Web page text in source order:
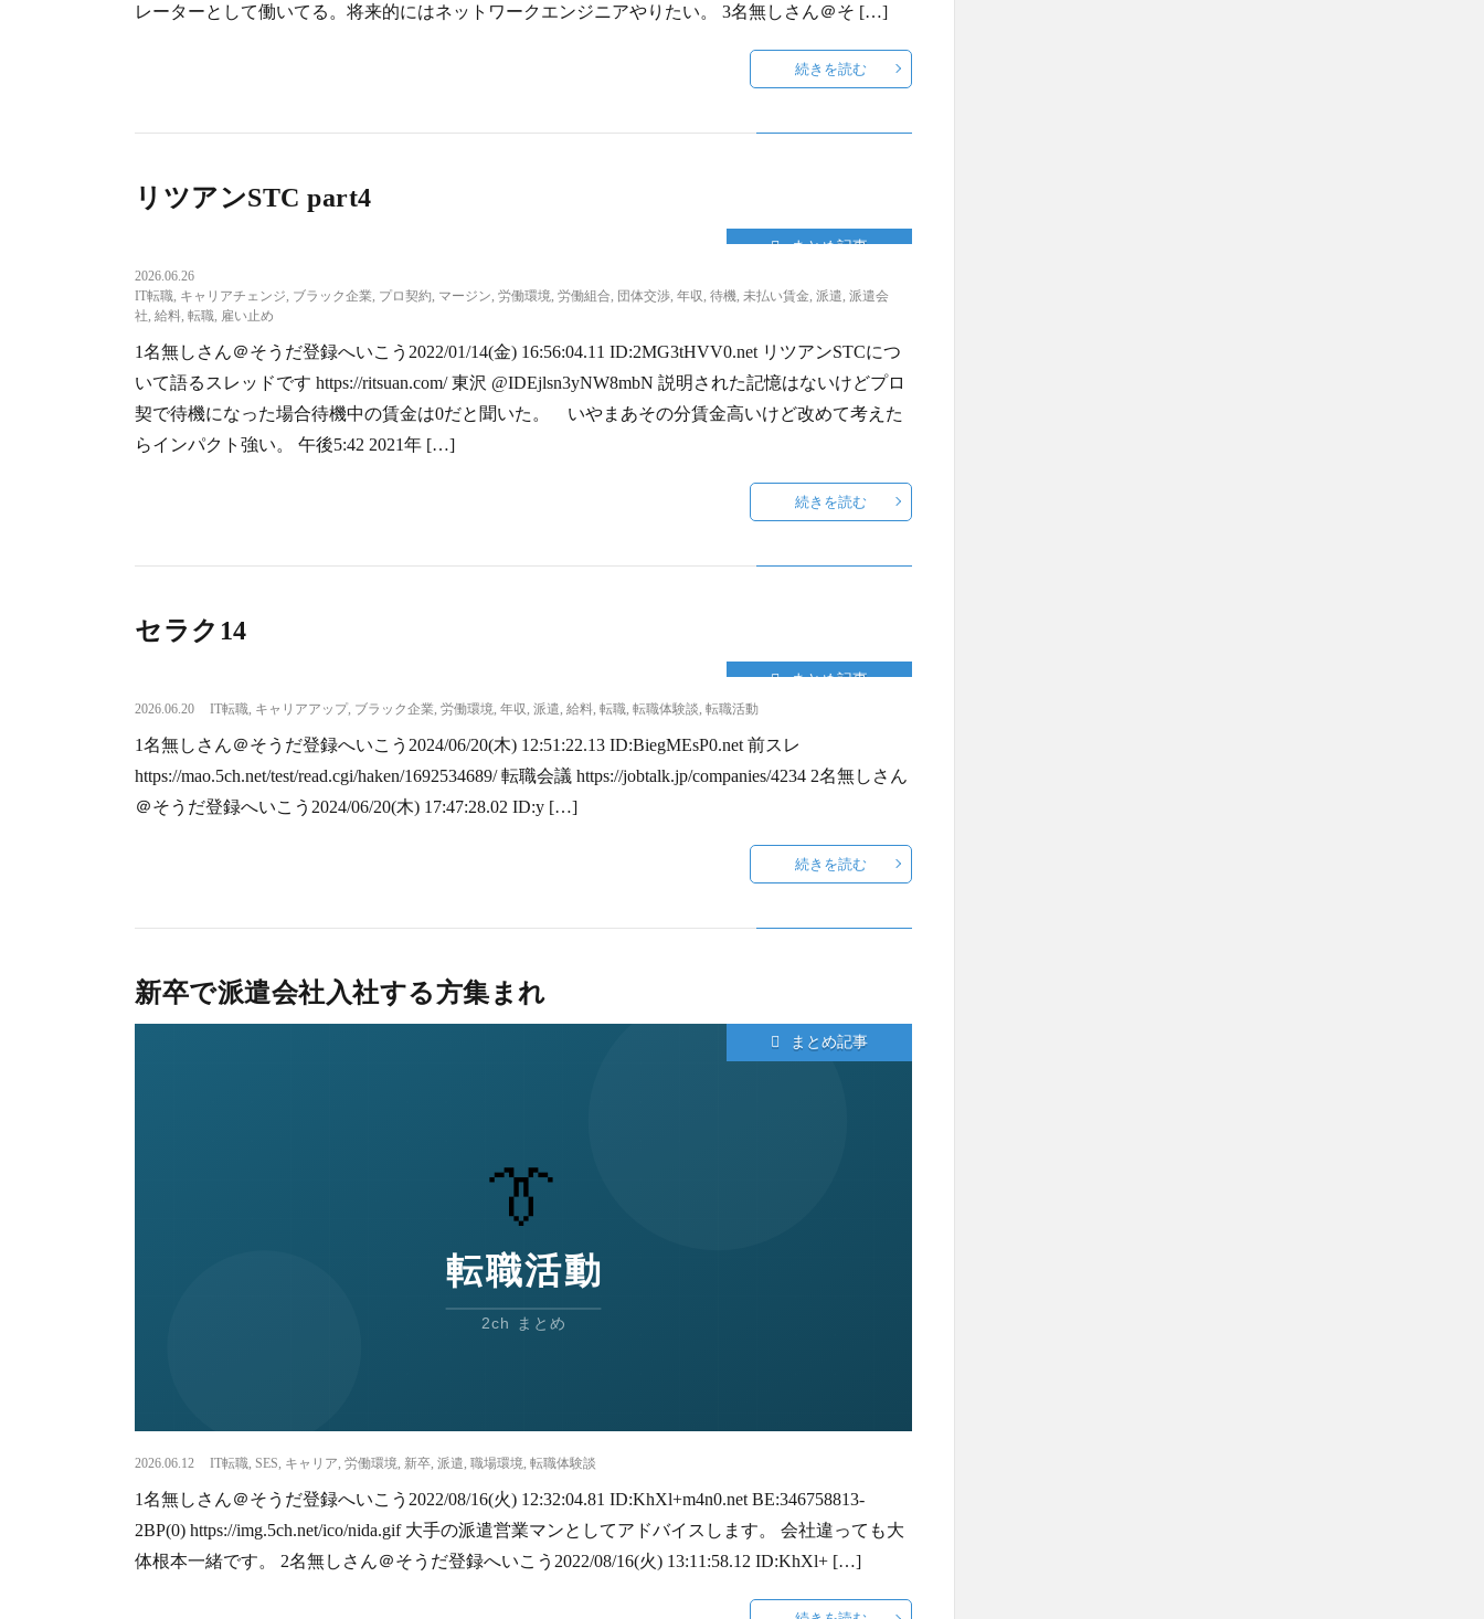
レーターとして働いてる。将来的にはネットワークエンジニアやりたい。 3名無しさん＠そ […]
続きを読む
リツアンSTC part4
まとめ記事
2026.06.26
IT転職 キャリアチェンジ ブラック企業 プロ契約 マージン 労働環境 労働組合 団体交渉 年収 待機 未払い賃金 派遣 派遣会
社 給料 転職 雇い止め
1名無しさん＠そうだ登録へいこう2022/01/14(金) 16:56:04.11 ID:2MG3tHVV0.net リツアンSTCにつ
いて語るスレッドです https://ritsuan.com/ 東沢 @IDEjlsn3yNW8mbN 説明された記憶はないけどプロ
契で待機になった場合待機中の賃金は0だと聞いた。 いやまあその分賃金高いけど改めて考えた
らインパクト強い。 午後5:42 2021年 […]
続きを読む
セラク14
まとめ記事
2026.06.20 IT転職 キャリアアップ, ブラック企業 労働環境 年収 派遣 給料 転職 転職体験談 転職活動
1名無しさん＠そうだ登録へいこう2024/06/20(木) 12:51:22.13 ID:BiegMEsP0.net 前スレ
https://mao.5ch.net/test/read.cgi/haken/1692534689/ 転職会議 https://jobtalk.jp/companies/4234 2名無しさん
＠そうだ登録へいこう2024/06/20(木) 17:47:28.02 ID:y […]
続きを読む
新卒で派遣会社入社する方集まれ
まとめ記事
2026.06.12 IT転職, SES, キャリア, 労働環境, 新卒, 派遣, 職場環境, 転職体験談
1名無しさん＠そうだ登録へいこう2022/08/16(火) 12:32:04.81 ID:KhXl+m4n0.net BE:346758813-
2BP(0) https://img.5ch.net/ico/nida.gif 大手の派遣営業マンとしてアドバイスします。 会社違っても大
体根本一緒です。 2名無しさん＠そうだ登録へいこう2022/08/16(火) 13:11:58.12 ID:KhXl+ […]